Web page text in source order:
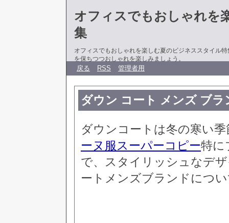
オフィスでもおしゃれを
集
オフィスでもおしゃれを楽しむ夏のビジネススタイル
を保ちつつおしゃれを楽しみましょう。
戻る RSS 管理者用
ダウン コート メンズ ブラ
ダウンコートは冬の寒い
ーヌ服スーパーコピー特に
で、スタイリッシュなデ
ートメンズブランドにつ